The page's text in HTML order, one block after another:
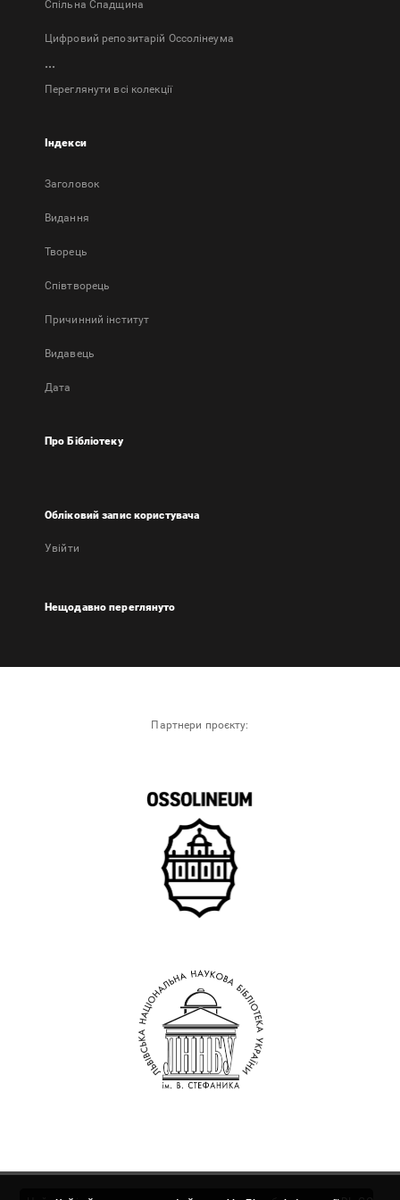
Спільна Спадщина
Цифровий репозитарій Оссолінеума
...
Переглянути всі колекції
Індекси
Заголовок
Bидання
Творець
Співтворець
Причинний інститут
Видавець
Дата
Про Бібліотеку
Обліковий запис користувача
Увійти
Нещодавно переглянуто
Партнери проєкту: